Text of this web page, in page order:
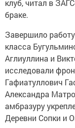
клуб, читал в
браке.
Завершило
класса
Аглиуллина и
исследовали
Гафиатуллович
Александра
амбразуру
Деревни Сопки и